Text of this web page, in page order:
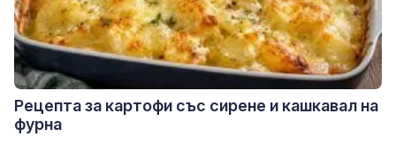
Рецепта за картофи със сирене и кашкавал на
фурна